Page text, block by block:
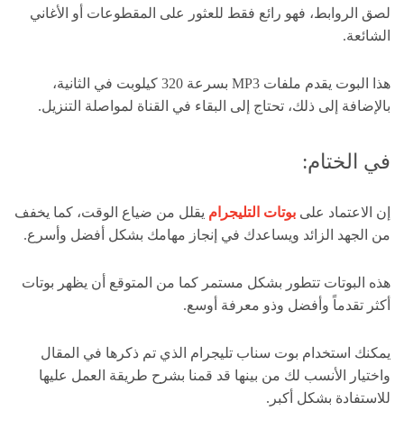
لصق الروابط، فهو رائع فقط للعثور على المقطوعات أو الأغاني
الشائعة.
هذا البوت يقدم ملفات MP3 بسرعة 320 كيلوبت في الثانية،
بالإضافة إلى ذلك، تحتاج إلى البقاء في القناة لمواصلة التنزيل.
في الختام:
إن الاعتماد على بوتات التليجرام يقلل من ضياع الوقت، كما يخفف
من الجهد الزائد ويساعدك في إنجاز مهامك بشكل أفضل وأسرع.
هذه البوتات تتطور بشكل مستمر كما من المتوقع أن يظهر بوتات
أكثر تقدماً وأفضل وذو معرفة أوسع.
يمكنك استخدام بوت سناب تليجرام الذي تم ذكرها في المقال
واختيار الأنسب لك من بينها قد قمنا بشرح طريقة العمل عليها
للاستفادة بشكل أكبر.